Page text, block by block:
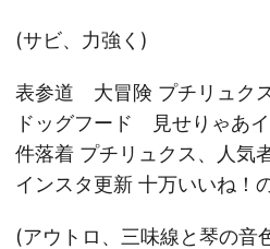
(サビ、力強く)
表参道 大冒険 プチリュク
ドッグフード 見せりゃあ
件落着 プチリュクス、人気
インスタ更新 十万いいね！
(アウトロ、三味線と琴の音